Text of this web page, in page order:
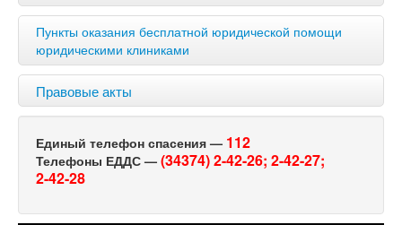
Пункты оказания бесплатной юридической помощи
юридическими клиниками
Правовые акты
Единый телефон спасения — 112
Телефоны ЕДДС — (34374) 2-42-26; 2-42-27;
2-42-28